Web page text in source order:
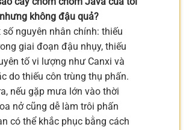
không đậu quả?
số nguyên nhân chính: thiếu
giai đoạn đậu nhụy, thiếu
tố vi lượng như Canxi và
do thiếu côn trùng thụ phấn.
nếu gặp mưa lớn vào thời
nở cũng dễ làm trôi phấn
có thể khắc phục bằng cách